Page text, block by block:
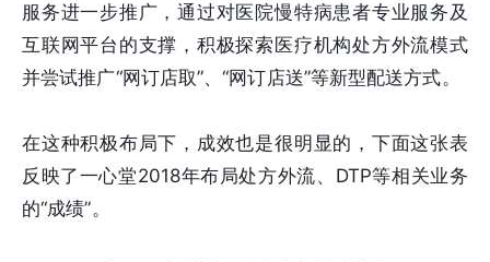
服务进一步推广，通过对医院慢特病患者专业服务及
互联网平台的支撑，积极探索医疗机构处方外流模式
并尝试推广“网订店取”、“网订店送”等新型配送方式。
在这种积极布局下，成效也是很明显的，下面这张表
反映了一心堂2018年布局处方外流、DTP等相关业务
的“成绩”。